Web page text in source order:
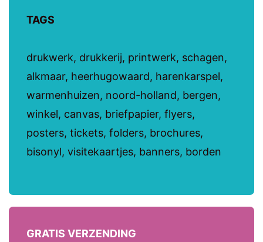
TAGS
drukwerk, drukkerij, printwerk, schagen,
alkmaar, heerhugowaard, harenkarspel,
warmenhuizen, noord-holland, bergen,
winkel, canvas, briefpapier, flyers,
posters, tickets, folders, brochures,
bisonyl, visitekaartjes, banners, borden
GRATIS VERZENDING